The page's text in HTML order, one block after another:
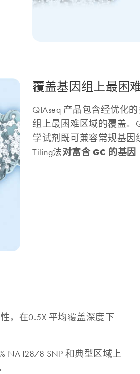
覆盖基因组上最困
QIAseq 产品包含经优化
组上最困难区域的覆盖。
学试剂既可兼容常规基因
Tiling法对富含 GC 的基因
，在0.5X 平均覆盖深度下
NA12878 SNP 和典型区域上